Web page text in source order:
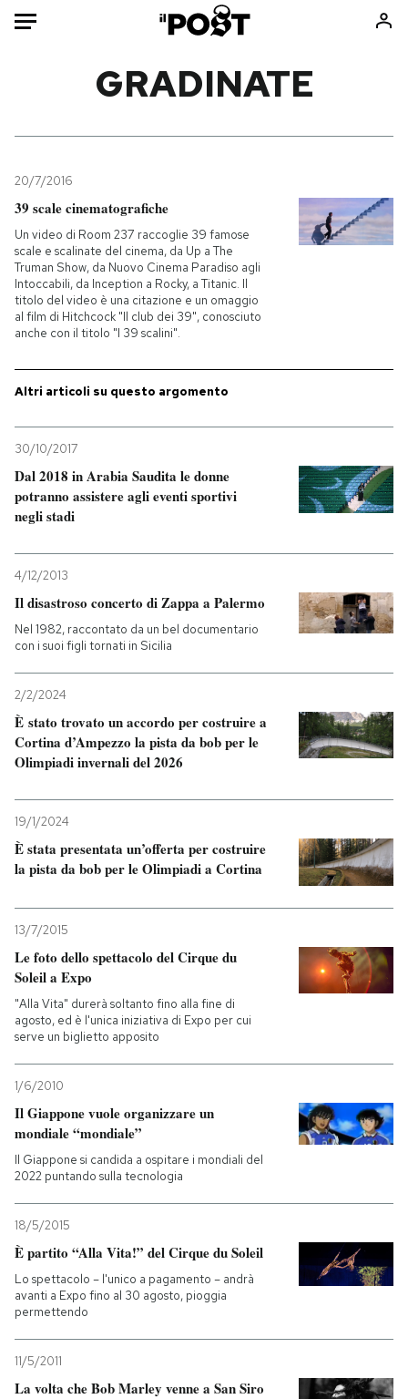
Mondo
Politica
Tecnologia
Internet
Scienza
Cultura
Economia
Consumismi
Storie/Idee
Ok Boomer!
Media
Europa
PODCAST
NEWSLETTER
SHOP
AREA PERSONALE
GRADINATE
20/7/2016
39 scale cinematografiche
Un video di Room 237 raccoglie 39 famose
scale e scalinate del cinema, da Up a The
Truman Show, da Nuovo Cinema Paradiso agli
Intoccabili, da Inception a Rocky, a Titanic. Il
titolo del video è una citazione e un omaggio
al film di Hitchcock "Il club dei 39", conosciuto
anche con il titolo "I 39 scalini".
Altri articoli su questo argomento
30/10/2017
Dal 2018 in Arabia Saudita le donne
potranno assistere agli eventi sportivi
negli stadi
4/12/2013
Il disastroso concerto di Zappa a Palermo
Nel 1982, raccontato da un bel documentario
con i suoi figli tornati in Sicilia
2/2/2024
È stato trovato un accordo per costruire a
Cortina d’Ampezzo la pista da bob per le
Olimpiadi invernali del 2026
19/1/2024
È stata presentata un’offerta per costruire
la pista da bob per le Olimpiadi a Cortina
13/7/2015
Le foto dello spettacolo del Cirque du
Soleil a Expo
"Alla Vita" durerà soltanto fino alla fine di
agosto, ed è l'unica iniziativa di Expo per cui
serve un biglietto apposito
1/6/2010
Il Giappone vuole organizzare un
mondiale “mondiale”
Il Giappone si candida a ospitare i mondiali del
2022 puntando sulla tecnologia
18/5/2015
È partito “Alla Vita!” del Cirque du Soleil
Lo spettacolo – l'unico a pagamento – andrà
avanti a Expo fino al 30 agosto, pioggia
permettendo
11/5/2011
La volta che Bob Marley venne a San Siro